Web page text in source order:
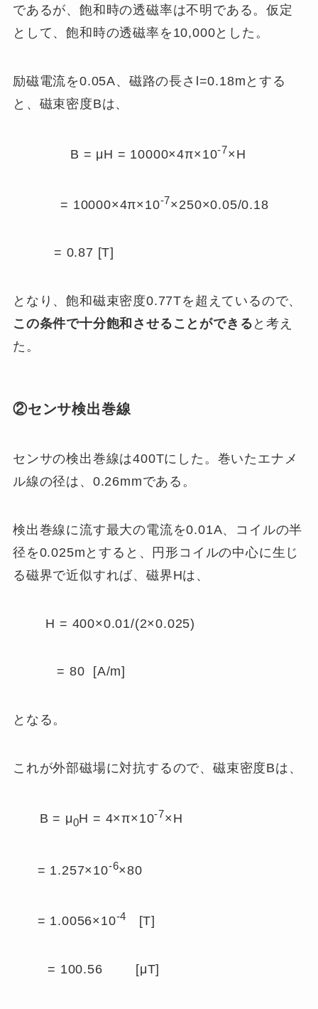
であるが、飽和時の透磁率は不明である。仮定
として、飽和時の透磁率を10,000とした。
励磁電流を0.05A、磁路の長さl=0.18mとする
と、磁束密度Bは、
B = μH = 10000×4π×10-7×H
= 10000×4π×10-7×250×0.05/0.18
= 0.87 [T]
となり、飽和磁束密度0.77Tを超えているので、
この条件で十分飽和させることができる と考え
た。
②センサ検出巻線
センサの検出巻線は400Tにした。巻いたエナメ
ル線の径は、0.26mmである。
検出巻線に流す最大の電流を0.01A、コイルの半
径を0.025mとすると、円形コイルの中心に生じ
る磁界で近似すれば、磁界Hは、
H = 400×0.01/(2×0.025)
= 80 [A/m]
となる。
これが外部磁場に対抗するので、磁束密度Bは、
B = μ0H = 4×π×10-7×H
= 1.257×10-6×80
= 1.0056×10-4 [T]
= 100.56 [μT]